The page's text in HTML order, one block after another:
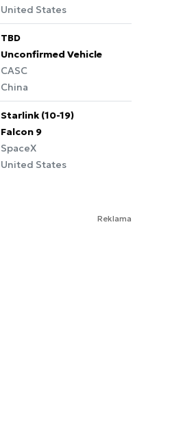
United States
TBD
Unconfirmed Vehicle
CASC
China
Starlink (10-19)
Falcon 9
SpaceX
United States
Reklama